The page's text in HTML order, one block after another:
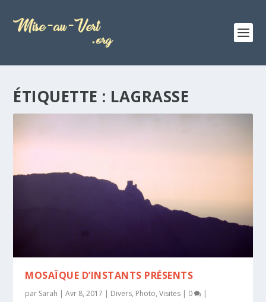
ÉTIQUETTE : LAGRASSE
MOSAÏQUE D’INSTANTS PRÉSENTS
par Sarah |Avr 8, 2017 | Divers, Photo,Visites | 0 |